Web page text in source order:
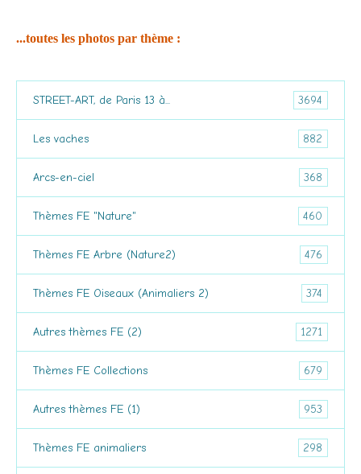
...toutes les photos par thème :
STREET-ART, de Paris 13 à... 3694
Les vaches 882
Arcs-en-ciel 368
Thèmes FE "Nature" 460
Thèmes FE Arbre (Nature2) 476
Thèmes FE Oiseaux (Animaliers 2) 374
Autres thèmes FE (2) 1271
Thèmes FE Collections 679
Autres thèmes FE (1) 953
Thèmes FE animaliers 298